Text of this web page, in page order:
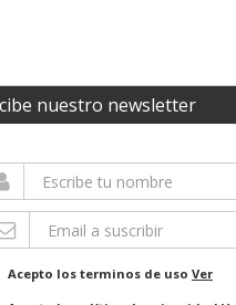
nuestro newsletter
Acepto los terminos de uso Ver